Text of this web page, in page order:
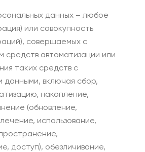
данных – любое
или совокупность
совершаемых с
средств автоматизации или
таких средств с
данными, включая сбор,
накопление,
(обновление,
использование,
доступ), обезличивание,